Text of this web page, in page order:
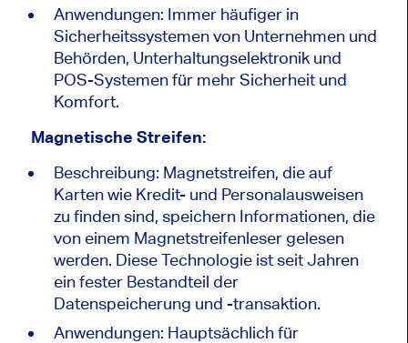
Anwendungen: Immer häufiger in
Sicherheitssystemen von Unternehmen und
Behörden, Unterhaltungselektronik und
POS-Systemen für mehr Sicherheit und
Komfort.
Magnetische Streifen:
Beschreibung: Magnetstreifen, die auf
Karten wie Kredit- und Personalausweisen
zu finden sind, speichern Informationen, die
von einem Magnetstreifenleser gelesen
werden. Diese Technologie ist seit Jahren
ein fester Bestandteil der
Datenspeicherung und -transaktion.
Anwendungen: Hauptsächlich für